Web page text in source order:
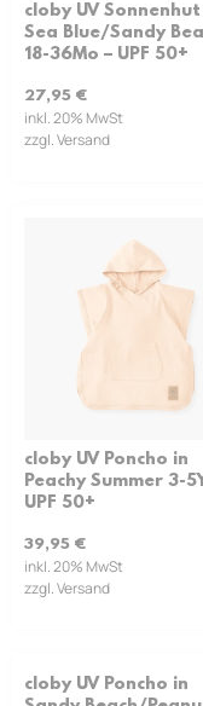
cloby UV
Sea Blue/Sandy
18-36Mo – UPF 50+
27,95 €
inkl. 20% MwSt
zzgl. Versand
cloby UV Poncho in
Peachy Summer 3-
UPF 50+
39,95 €
inkl. 20% MwSt
zzgl. Versand
cloby UV Poncho in